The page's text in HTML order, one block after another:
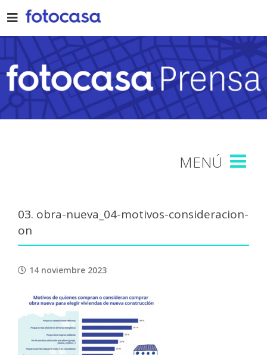
to
content
03. obra-nueva_04-motivos-consideracion-
on
14 noviembre 2023